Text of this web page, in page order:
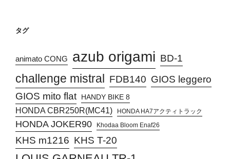
タグ
animato CONG azub origami BD-1
challenge mistral FDB140 GIOS leggero
GIOS mito flat
HANDY BIKE 8
HONDA CBR250R(MC41) HONDA HA7アクティトラック
HONDA JOKER90 Khodaa Bloom Enaf26
KHS m1216 KHS T-20